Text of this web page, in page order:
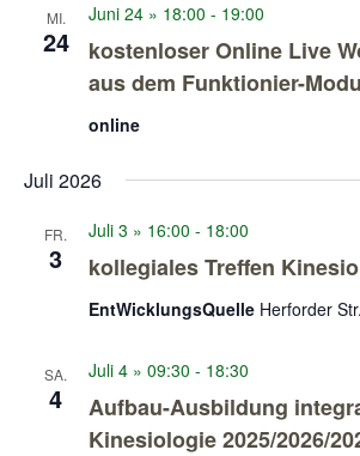
MI.
24
kostenloser Online Live
aus dem Funktionier-
Juni 24 » 18:00 - 19:00
online
Juli 2026
FR.
3 kollegiales Treffen
Juli 3 » 16:00 - 18:00
EntWicklungsQuelle Herforder
SA.
4
Aufbau-Ausbildung
Kinesiologie 2025/2026/
Juli 4 » 09:30 - 18:30